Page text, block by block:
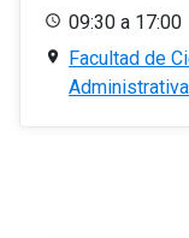
09:30 a 17:00
Facultad de